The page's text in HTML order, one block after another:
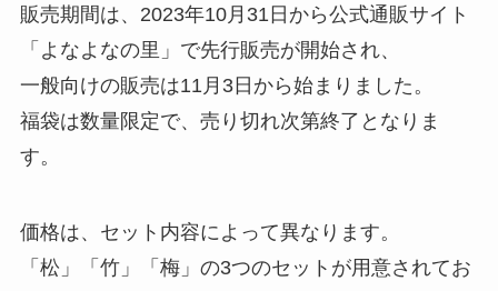
販売期間は、2023年10月31日から公式通販サイト
「よなよなの里」で先行販売が開始され、
一般向けの販売は11月3日から始まりました。
福袋は数量限定で、売り切れ次第終了となりま
す。
価格は、セット内容によって異なります。
「松」「竹」「梅」の3つのセットが用意されてお